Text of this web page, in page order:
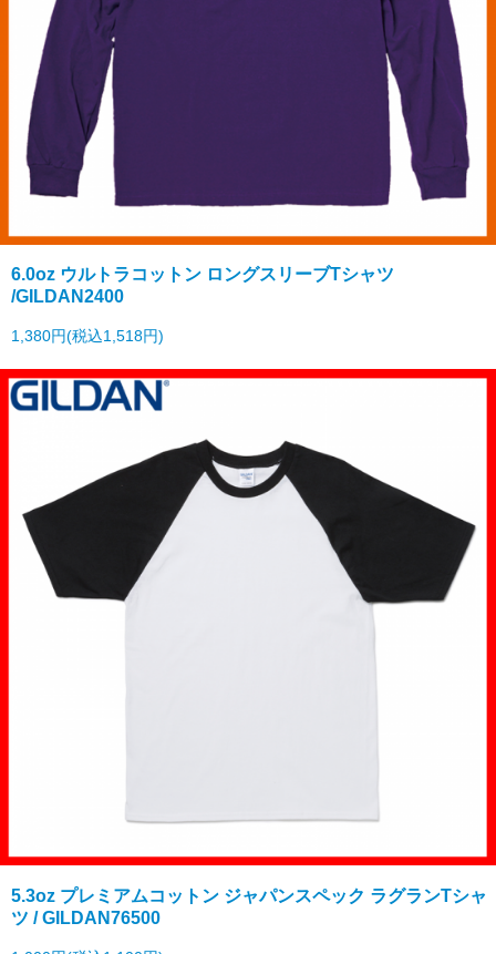
6.0oz ウルトラコットン ロングスリーブTシャツ
/GILDAN2400
1,380円(税込1,518円)
5.3oz プレミアムコットン ジャパンスペック ラグランTシャ
ツ / GILDAN76500